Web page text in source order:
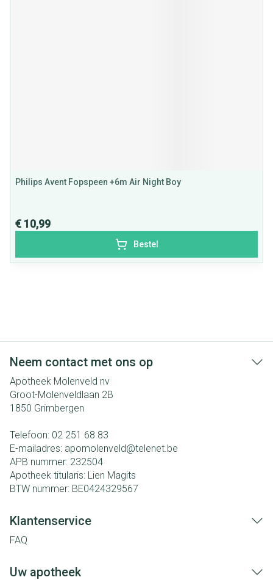
Philips Avent Fopspeen +6m Air Night Boy
€ 10,99
Bestel
Neem contact met ons op
Apotheek Molenveld nv
Groot-Molenveldlaan 2B
1850 Grimbergen
Telefoon: 02 251 68 83
E-mailadres: apomolenveld@telenet.be
APB nummer: 232504
Apotheek titularis: Lien Magits
BTW nummer: BE0424329567
Klantenservice
FAQ
Uw apotheek